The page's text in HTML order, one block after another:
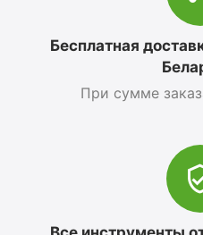
Бесплатная
При сумме